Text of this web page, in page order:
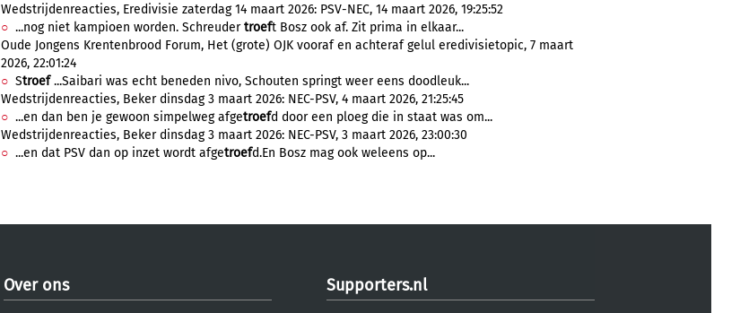
Wedstrijdenreacties, Eredivisie zaterdag 14 maart 2026: PSV-NEC, 14 maart 2026, 19:25:52
...nog niet kampioen worden. Schreudertroeft Bosz ook af. Zit prima in elkaar...
Oude Jongens Krentenbrood Forum, Het (grote) OJK vooraf en achteraf gelul eredivisietopic, 7 maart
2026, 22:01:24
Stroef...Saibari was echt beneden nivo, Schouten springt weer eens doodleuk...
Wedstrijdenreacties, Beker dinsdag 3 maart 2026: NEC-PSV, 4 maart 2026, 21:25:45
...en dan ben je gewoon simpelweg afgetroefd door een ploeg die in staat was om...
Wedstrijdenreacties, Beker dinsdag 3 maart 2026: NEC-PSV, 3 maart 2026, 23:00:30
...en dat PSV dan op inzet wordt afgetroefd.En Bosz mag ook weleens op...
Over ons Supporters.nl